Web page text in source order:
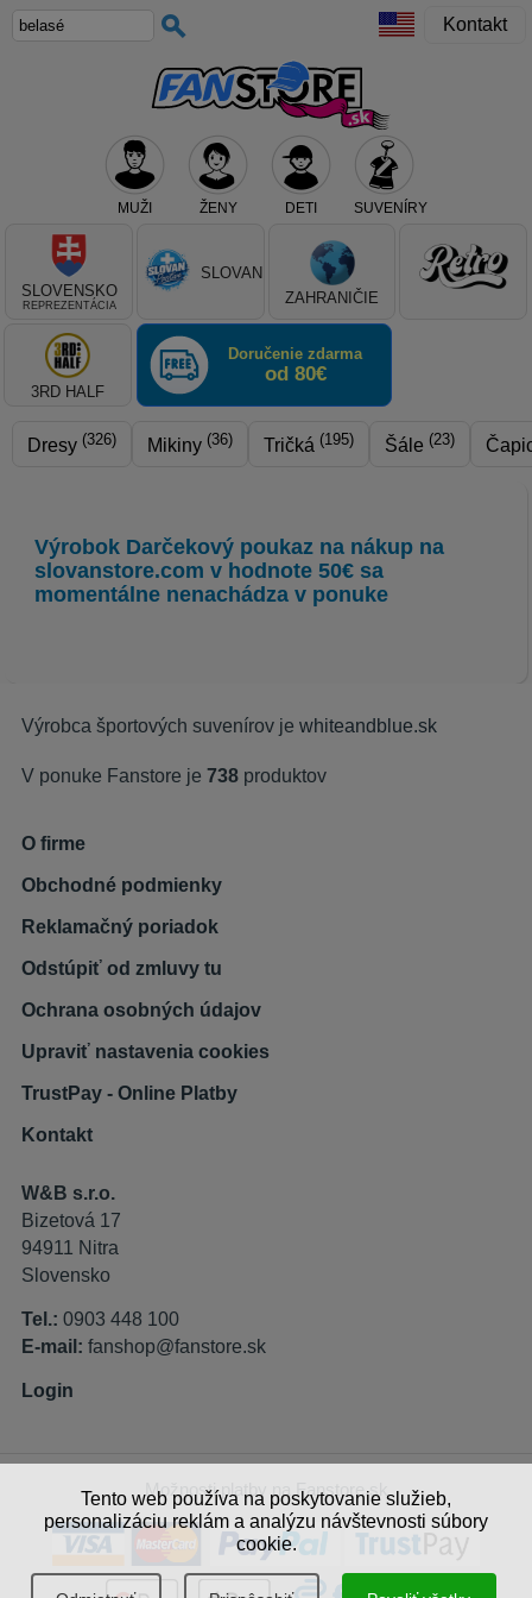
Tento web používa na poskytovanie služieb,
personalizáciu reklám a analýzu návštevnosti súbory
cookie.
Kontakt
MUŽI ŽENY DETI SUVENÍRY
Teraz vyberte klub, alebo typ výrobku
SLOVENSKO
REPREZENTÁCIA
SLOVAN
ZAHRANIČIE
3RD HALF
Doručenie zdarma
od 80€
Dresy (326) Mikiny (36) Tričká (195) Šále (23)
Výrobok Darčekový poukaz na nákup na
slovanstore.com v hodnote 50€ sa
momentálne nenachádza v ponuke
Výrobca športových suvenírov je whiteandblue.sk
V ponuke Fanstore je 738 produktov
O firme
Obchodné podmienky
Reklamačný poriadok
Odstúpiť od zmluvy tu
Ochrana osobných údajov
Upraviť nastavenia cookies
TrustPay - Online Platby
Kontakt
W&B s.r.o.
Bizetová 17
94911 Nitra
Slovensko
Tel.: 0903 448 100
E-mail: fanshop@fanstore.sk
Login
Možnosti platby na Fanstore.sk